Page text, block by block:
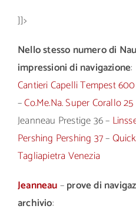
]]>
Nello stesso numero di
impressioni di navigazione:
Cantieri Capelli Tempest 600
–Co.Me.Na. Super Corallo 25
Jeanneau Prestige 36 –
Pershing Pershing 37–
Tagliapietra Venezia
Jeanneau–prove di
archivio: